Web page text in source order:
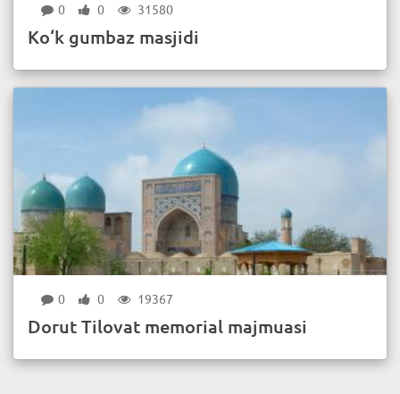
0 0 31580
Ko‘k gumbaz masjidi
0 0 19367
Dorut Tilovat memorial majmuasi